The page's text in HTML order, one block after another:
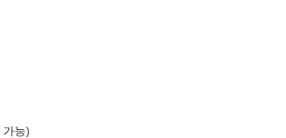
가능)